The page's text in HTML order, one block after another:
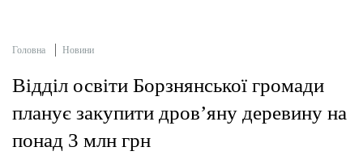
Головна Новини
Відділ освіти Борзнянської громади
планує закупити дров’яну деревину на
понад 3 млн грн